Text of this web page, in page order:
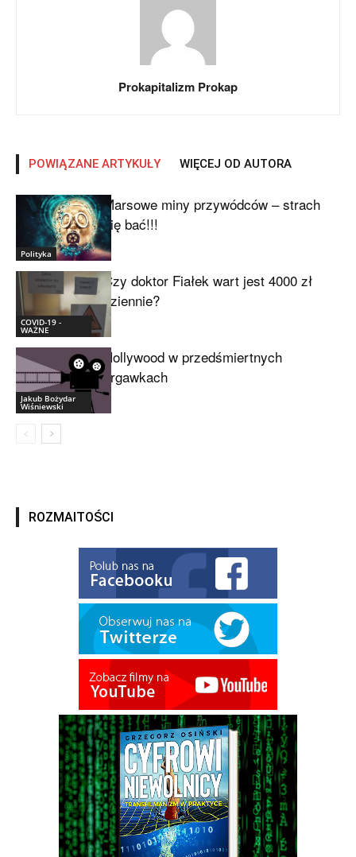
Prokapitalizm Prokap
POWIĄZANE ARTYKUŁY WIĘCEJ OD AUTORA
Polityka
Marsowe miny przywódców – strach
się bać!!!
COVID-19 -
WAŻNE
Czy doktor Fiałek wart jest 4000 zł
dziennie?
Jakub Bożydar
Wiśniewski
Hollywood w przedśmiertnych
drgawkach
ROZMAITOŚCI